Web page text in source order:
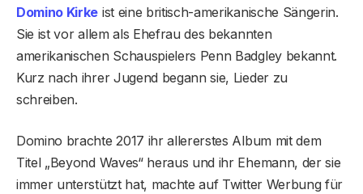
Domino Kirke ist eine britisch-amerikanische Sängerin.
Sie ist vor allem als Ehefrau des bekannten
amerikanischen Schauspielers Penn Badgley bekannt.
Kurz nach ihrer Jugend begann sie, Lieder zu
schreiben.
Domino brachte 2017 ihr allererstes Album mit dem
Titel „Beyond Waves“ heraus und ihr Ehemann, der sie
immer unterstützt hat, machte auf Twitter Werbung für